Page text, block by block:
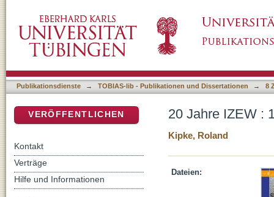
Publikationsdienste → TOBIAS-lib - Publikationen und Dissertationen → 8
20 Jahre IZEW :
Kipke, Roland
Dateien:
VERÖFFENTLICHEN
Kontakt
Verträge
Hilfe und Informationen